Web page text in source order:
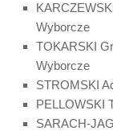
Wyborcze
TOKARSKI
Wyborcze
STROMSKI
PELLOWSKI
SARACH-